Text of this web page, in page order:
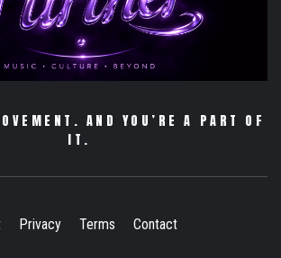
AND YOU’RE A PART OF
IT.
Privacy Terms Contact